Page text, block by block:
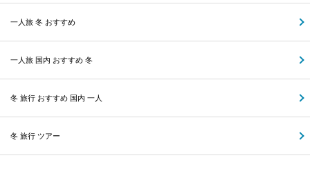
一人旅 冬 おすすめ
一人旅 国内 おすすめ 冬
冬 旅行 おすすめ 国内 一人
冬 旅行 ツアー